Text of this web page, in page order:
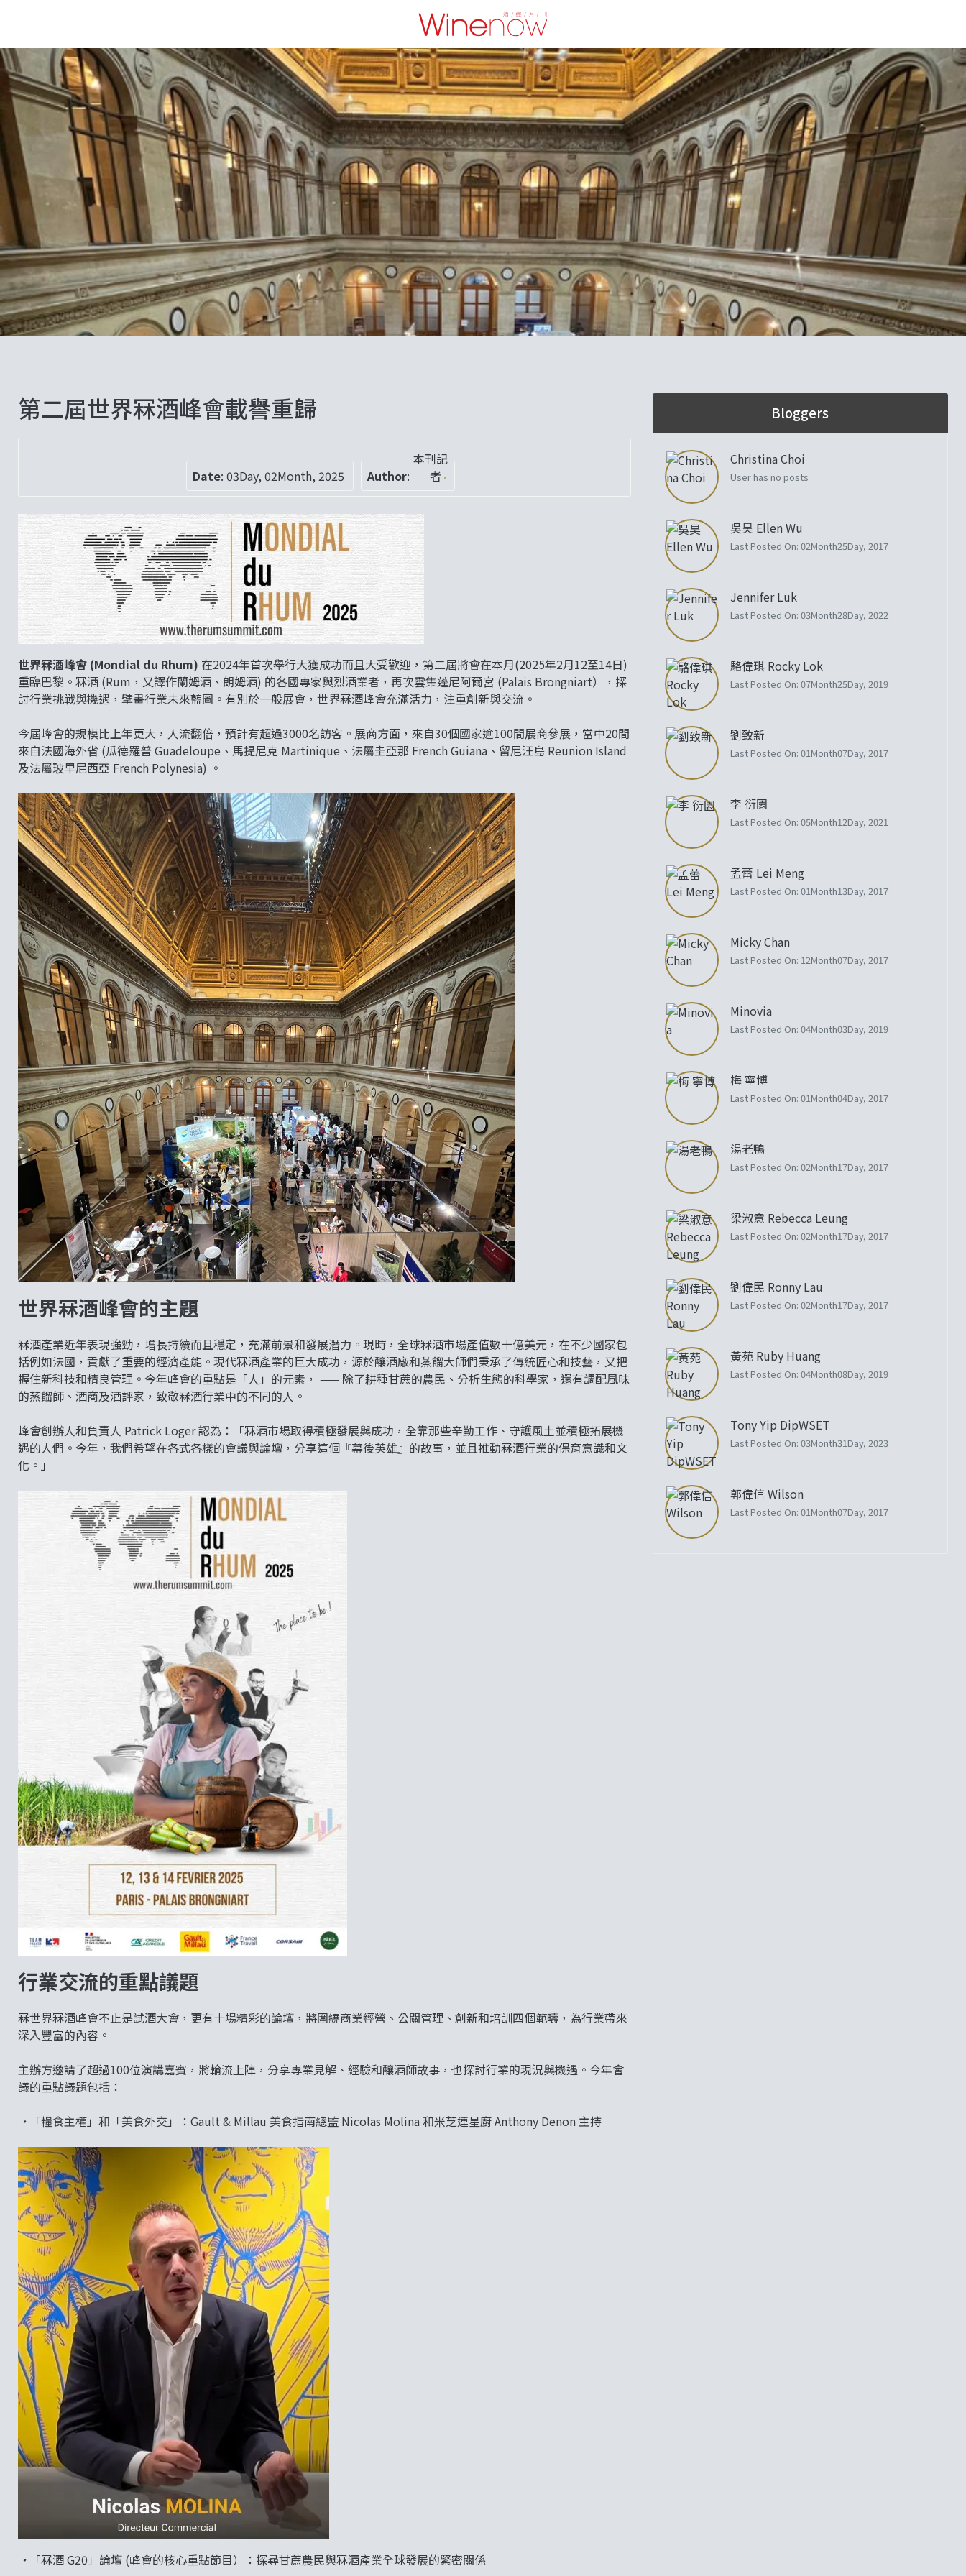
第二屆世界冧酒峰會載譽重歸
Date:03Day, 02Month, 2025 Author:
本刊記
者
世界冧酒峰會 (Mondial du Rhum) 在2024年首次舉行大獲成功而且大受歡迎，第二屆將會在本月(2025年2月12至14日)
重臨巴黎。冧酒 (Rum，又譯作蘭姆酒、朗姆酒) 的各國專家與烈酒業者，再次雲集蓬尼阿爾宮 (Palais Brongniart），探
討行業挑戰與機遇，擘畫行業未來藍圖。有別於一般展會，世界冧酒峰會充滿活力，注重創新與交流。
今屆峰會的規模比上年更大，人流翻倍，預計有超過3000名訪客。展商方面，來自30個國家逾100間展商參展，當中20間
來自法國海外省 (瓜德羅普 Guadeloupe、馬提尼克 Martinique、法屬圭亞那 French Guiana、留尼汪島 Reunion Island
及法屬玻里尼西亞 French Polynesia) 。
世界冧酒峰會的主題
冧酒產業近年表現強勁，增長持續而且穩定，充滿前景和發展潛力。現時，全球冧酒市場產值數十億美元，在不少國家包
括例如法國，貢獻了重要的經濟產能。現代冧酒產業的巨大成功，源於釀酒廠和蒸餾大師們秉承了傳統匠心和技藝，又把
握住新科技和精良管理。今年峰會的重點是「人」的元素， —— 除了耕種甘蔗的農民、分析生態的科學家，還有調配風味
的蒸餾師、酒商及酒評家，致敬冧酒行業中的不同的人。
峰會創辦人和負責人 Patrick Loger 認為：「冧酒市場取得積極發展與成功，全靠那些辛勤工作、守護風土並積極拓展機
遇的人們。今年，我們希望在各式各樣的會議與論壇，分享這個『幕後英雄』的故事，並且推動冧酒行業的保育意識和文
化。」
行業交流的重點議題
冧世界冧酒峰會不止是試酒大會，更有十場精彩的論壇，將圍繞商業經營、公關管理、創新和培訓四個範疇，為行業帶來
深入豐富的內容。
主辦方邀請了超過100位演講嘉賓，將輪流上陣，分享專業見解、經驗和釀酒師故事，也探討行業的現況與機遇。今年會
議的重點議題包括：
• 「糧食主權」和「美食外交」：Gault & Millau 美食指南總監 Nicolas Molina 和米芝連星廚 Anthony Denon 主持
• 「冧酒 G20」論壇 (峰會的核心重點節目）：探尋甘蔗農民與冧酒產業全球發展的緊密關係
Bloggers
Christina Choi
User has no posts
吳昊 Ellen Wu
Last Posted On: 02Month25Day, 2017
Jennifer Luk
Last Posted On: 03Month28Day, 2022
駱偉琪 Rocky Lok
Last Posted On: 07Month25Day, 2019
劉致新
Last Posted On: 01Month07Day, 2017
李 衍園
Last Posted On: 05Month12Day, 2021
孟蕾 Lei Meng
Last Posted On: 01Month13Day, 2017
Micky Chan
Last Posted On: 12Month07Day, 2017
Minovia
Last Posted On: 04Month03Day, 2019
梅 寧博
Last Posted On: 01Month04Day, 2017
湯老鴨
Last Posted On: 02Month17Day, 2017
梁淑意 Rebecca Leung
Last Posted On: 02Month17Day, 2017
劉偉民 Ronny Lau
Last Posted On: 02Month17Day, 2017
黃苑 Ruby Huang
Last Posted On: 04Month08Day, 2019
Tony Yip DipWSET
Last Posted On: 03Month31Day, 2023
郭偉信 Wilson
Last Posted On: 01Month07Day, 2017